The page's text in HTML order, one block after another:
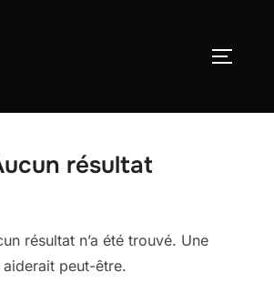
résultat
résultat n’a été trouvé. Une
peut-être.